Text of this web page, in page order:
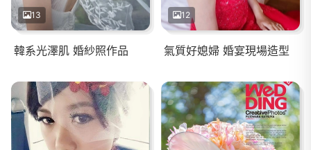
13
韓系光澤肌 婚紗照作品
12
氣質好媳婦 婚宴現場造型